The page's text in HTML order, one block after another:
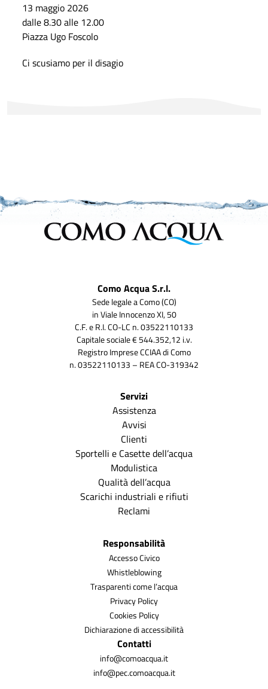
13 maggio 2026
dalle 8.30 alle 12.00
Piazza Ugo Foscolo
Ci scusiamo per il disagio
Como Acqua S.r.l.
Sede legale a Como (CO)
in Viale Innocenzo XI, 50
C.F. e R.I. CO-LC n. 03522110133
Capitale sociale € 544.352,12 i.v.
Registro Imprese CCIAA di Como
n. 03522110133 – REA CO-319342
Servizi
Assistenza
Avvisi
Clienti
Sportelli e Casette dell’acqua
Modulistica
Qualità dell’acqua
Scarichi industriali e rifiuti
Reclami
Responsabilità
Accesso Civico
Whistleblowing
Trasparenti come l’acqua
Privacy Policy
Cookies Policy
Dichiarazione di accessibilità
Contatti
info@comoacqua.it
info@pec.comoacqua.it